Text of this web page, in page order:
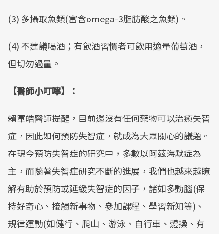
(3) 多攝取魚類(富含omega-3脂肪酸之魚類)。
(4) 不建議喝酒；有飲酒習慣者可飲用適量葡萄酒，
但切勿過量。
【醫師小叮嚀】：
賴軍皓醫師提醒，目前還沒有任何藥物可以治癒失智
症，因此如何預防失智症，就成為大眾關心的議題。
在現今預防失智症的研究中，多數以阿茲海默症為
主，而隨著失智症研究不斷的進展，我們也越來越瞭
解有助於預防或延緩失智症的因子，諸如多動腦(保
持好奇心、接觸新事物、參加課程、學習新知等)、
規律運動(如健行、爬山、游泳、自行車、體操、有